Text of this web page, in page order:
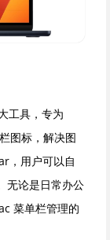
工具，专为
图标，解决图
，用户可以自
无论是日常办公
菜单栏管理的
兼容性和流